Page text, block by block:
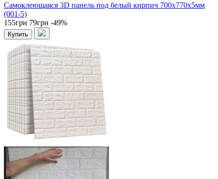
Самоклеющаяся 3D панель под белый кирпич 700x770x5мм
(001-5)
155грн 79грн -49%
Купить